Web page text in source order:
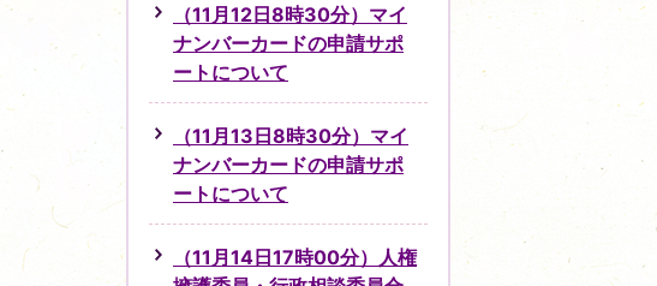
（11月12日8時30分）マイ
ナンバーカードの申請サポ
ートについて
（11月13日8時30分）マイ
ナンバーカードの申請サポ
ートについて
（11月14日17時00分）人権